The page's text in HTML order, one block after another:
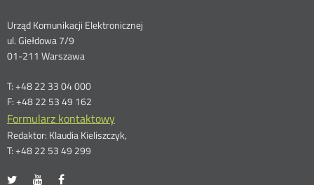
Dane
kontaktowe
Urząd Komunikacji Elektronicznej
ul. Giełdowa 7/9
01-211 Warszawa
T: +48 22 33 04 000
F: +48 22 53 49 162
Formularz kontaktowy
Redaktor: Klaudia Kieliszczyk,
T: +48 22 53 49 299
UKE
OtwórzUKE
Otwórz